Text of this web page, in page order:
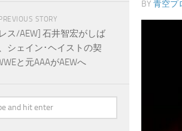
BY 青空プ
PREVIOUS STORY
ス/AEW] 石井智宏がしば
シェイン･ヘイストの契
と元AAAがAEWへ